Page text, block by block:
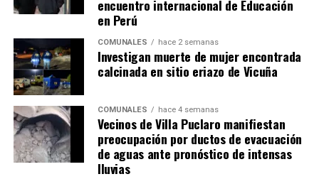
encuentro internacional de Educación
en Perú
COMUNALES hace 2 semanas
Investigan muerte de mujer encontrada
calcinada en sitio eriazo de Vicuña
COMUNALES hace 4 semanas
Vecinos de Villa Puclaro manifiestan
preocupación por ductos de evacuación
de aguas ante pronóstico de intensas
lluvias